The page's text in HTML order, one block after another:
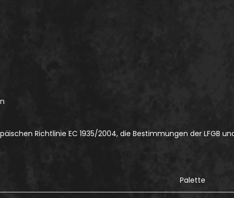
Richtlinie EC 1935/2004, die Bestimmungen der LFGB
Palette